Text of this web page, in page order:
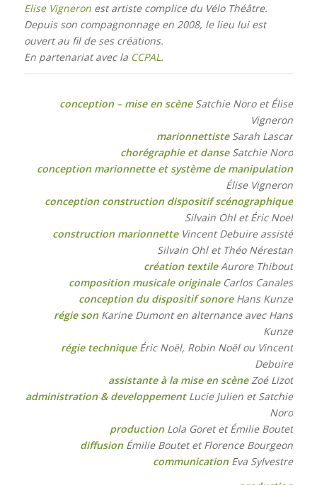
Elise Vigneronest artiste complice du Vélo Théâtre.
Depuis son compagnonnage en 2008, le lieu lui est
ouvert au fil de ses créations.
En partenariat avec laCCPAL.
conception – mise en scèneSatchie Noro et Élise
Vigneron
marionnettisteSarah Lascar
chorégraphie et danseSatchie Noro
conception marionnette et système de manipulation
Élise Vigneron
conception construction dispositif scénographique
Silvain Ohl et Éric Noel
construction marionnetteVincent Debuire assisté
Silvain Ohl et Théo Nérestan
création textileAurore Thibout
composition musicale originaleCarlos Canales
conception du dispositif sonoreHans Kunze
régie son Karine Dumont en alternance avec Hans
Kunze
régie techniqueÉric Noël, Robin Noël ou Vincent
Debuire
assistante à la mise en scèneZoé Lizot
administration & developpementLucie Julien et Satchie
Noro
production Lola Goret et Émilie Boutet
diffusion Émilie Boutet et Florence Bourgeon
communication Eva Sylvestre